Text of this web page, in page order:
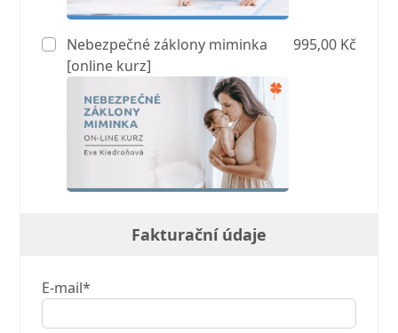
Nebezpečné záklony miminka
[online kurz]
995,00 Kč
Fakturační údaje
E-mail*